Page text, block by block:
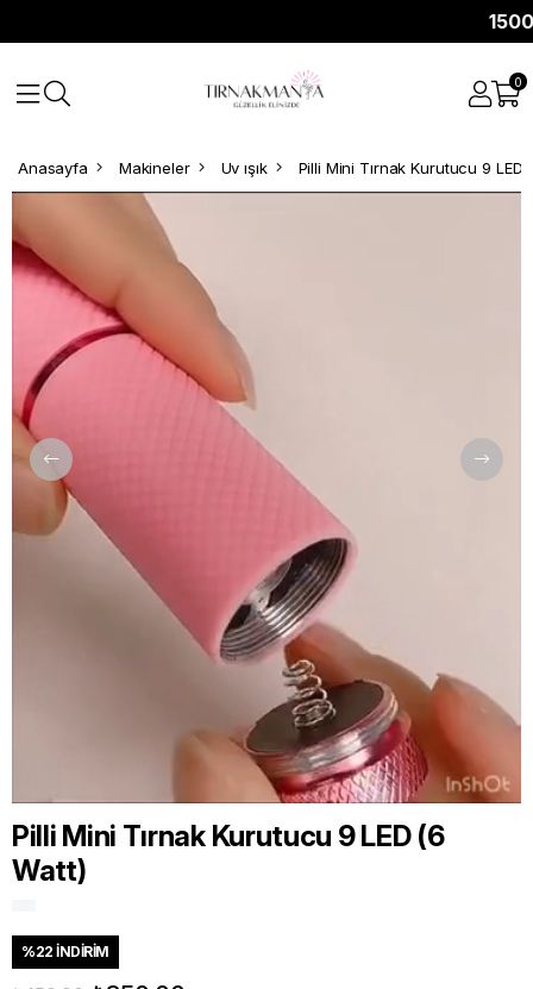
1500
0
Anasayfa Makineler Uv ışık Pilli Mini Tırnak Kurutucu 9 LED
Pilli Mini Tırnak Kurutucu 9 LED (6
Watt)
%22 İNDIRIM